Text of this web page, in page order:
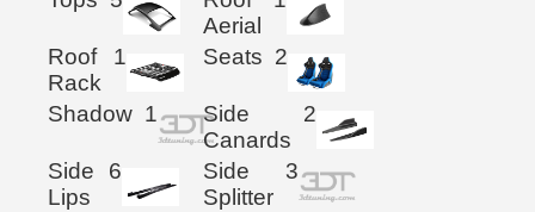
Aerial
Roof
Rack
1 Seats 2
Shadow 1
Side
Canards
2
Side
Lips
6
Side
Splitter
3